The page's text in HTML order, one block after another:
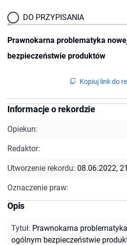
DO PRZYPISANIA
Prawnokarna problematyka
bezpieczeństwie produktów
Kopiuj link do
Informacje o rekordzie
Opiekun:
Redaktor:
Utworzenie rekordu: 08.06.2022,
Oznaczenie praw:
Opis
Tytuł: Prawnokarna
ogólnym bezpieczeństwie